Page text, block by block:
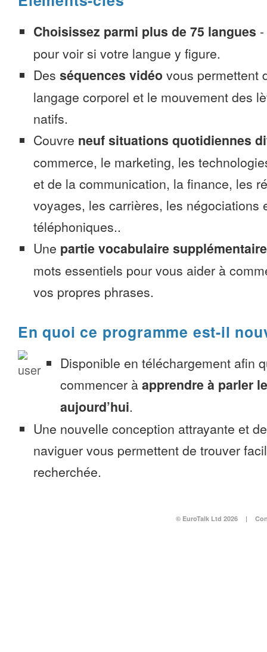
Choisissez parmi plus de 75 langues -
pour voir si votre langue y figure.
Des séquences vidéo vous permettent
langage corporel et le mouvement des
natifs.
Couvre neuf situations quotidiennes
commerce, le marketing, les
et de la communication, la finance, les
voyages, les carrières, les négociations
téléphoniques..
Une partie vocabulaire supplémentaire
mots essentiels pour vous aider à
vos propres phrases.
En quoi ce programme est-il
Disponible en téléchargement afin
commencer à apprendre à parler
aujourd’hui.
Une nouvelle conception attrayante et
naviguer vous permettent de trouver
recherchée.
© EuroTalk Ltd 2026 |